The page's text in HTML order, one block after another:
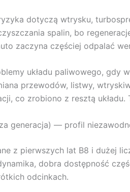
dotyczą wtrysku,
spalin, bo
zaczyna częściej odpalać
układu paliwowego, gdy
przewodów, listwy,
co zrobiono z resztą układu.
generacja) — profil
z pierwszych lat B8 i dużej
dobra dostępność
odcinkach.